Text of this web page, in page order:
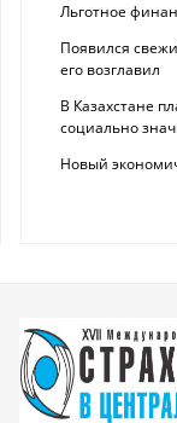
Льготное
Появился
его возглавил
В Казахстане
социально
Новый